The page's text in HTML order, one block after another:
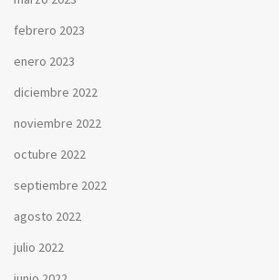
febrero 2023
enero 2023
diciembre 2022
noviembre 2022
octubre 2022
septiembre 2022
agosto 2022
julio 2022